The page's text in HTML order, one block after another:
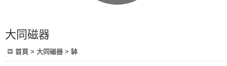
大同磁器
首頁 > 大同磁器 > 缽